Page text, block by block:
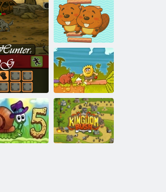
ロジックスラ
イド
アダム と イブ